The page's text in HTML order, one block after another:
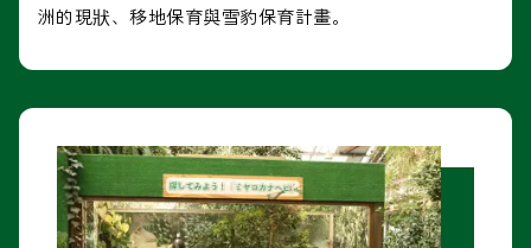
洲的現狀、移地保育與雪豹保育計畫。